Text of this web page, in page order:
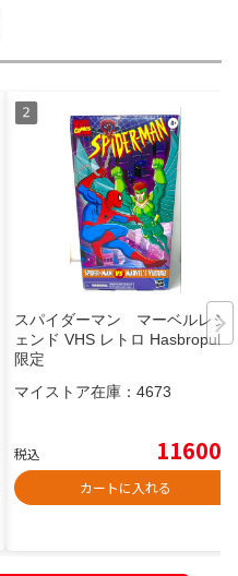
スパイダーマン マーベルレジ
ェンド VHS レトロ Hasbropulse
限定
マイストア在庫： 4673
税込 11600
カートに入れる